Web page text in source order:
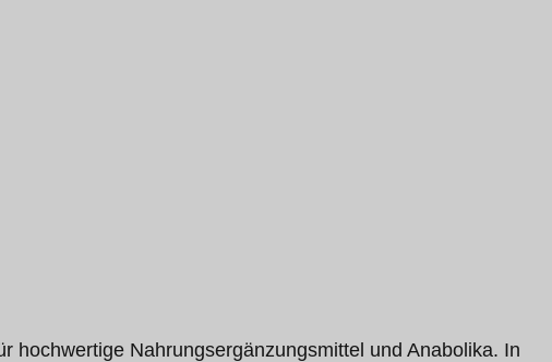
hochwertige Nahrungsergänzungsmittel und Anabolika. In